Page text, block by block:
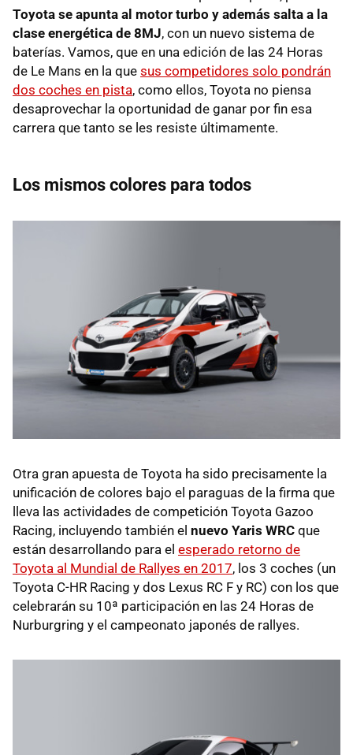
Toyota se apunta al motor turbo y además salta a la
clase energética de 8MJ, con un nuevo sistema de
baterías. Vamos, que en una edición de las 24 Horas
de Le Mans en la que sus competidores solo pondrán
dos coches en pista, como ellos, Toyota no piensa
desaprovechar la oportunidad de ganar por fin esa
carrera que tanto se les resiste últimamente.
Los mismos colores para todos
Otra gran apuesta de Toyota ha sido precisamente la
unificación de colores bajo el paraguas de la firma que
lleva las actividades de competición Toyota Gazoo
Racing, incluyendo también el nuevo Yaris WRC que
están desarrollando para el esperado retorno de
Toyota al Mundial de Rallyes en 2017, los 3 coches (un
Toyota C-HR Racing y dos Lexus RC F y RC) con los que
celebrarán su 10ª participación en las 24 Horas de
Nurburgring y el campeonato japonés de rallyes.